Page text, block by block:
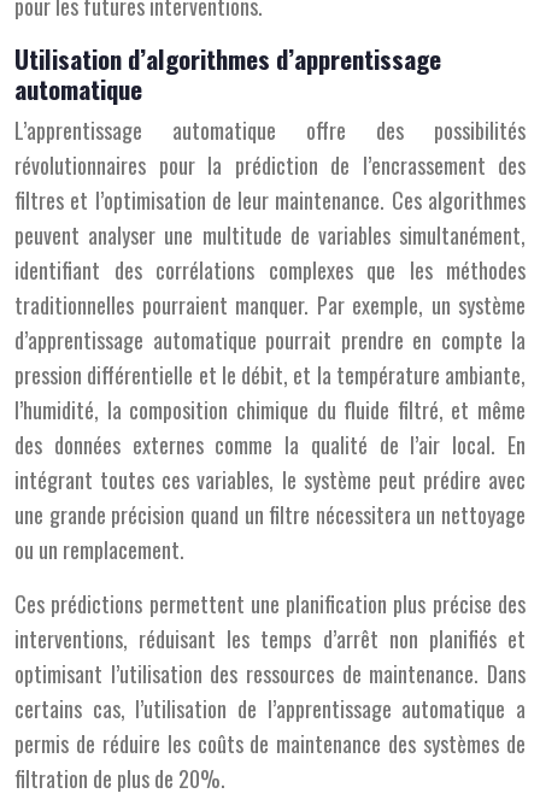
Utilisation d’algorithmes d’apprentissage
automatique
L’apprentissage automatique offre des possibilités
révolutionnaires pour la prédiction de l’encrassement des
filtres et l’optimisation de leur maintenance. Ces algorithmes
peuvent analyser une multitude de variables simultanément,
identifiant des corrélations complexes que les méthodes
traditionnelles pourraient manquer. Par exemple, un système
d’apprentissage automatique pourrait prendre en compte la
pression différentielle et le débit, et la température ambiante,
l’humidité, la composition chimique du fluide filtré, et même
des données externes comme la qualité de l’air local. En
intégrant toutes ces variables, le système peut prédire avec
une grande précision quand un filtre nécessitera un nettoyage
ou un remplacement.
Ces prédictions permettent une planification plus précise des
interventions, réduisant les temps d’arrêt non planifiés et
optimisant l’utilisation des ressources de maintenance. Dans
certains cas, l’utilisation de l’apprentissage automatique a
permis de réduire les coûts de maintenance des systèmes de
filtration de plus de 20%.